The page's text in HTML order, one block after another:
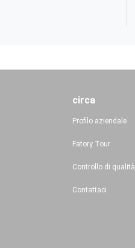
circa
Profilo aziendale
Fatory Tour
Controllo di qualità
Contattaci